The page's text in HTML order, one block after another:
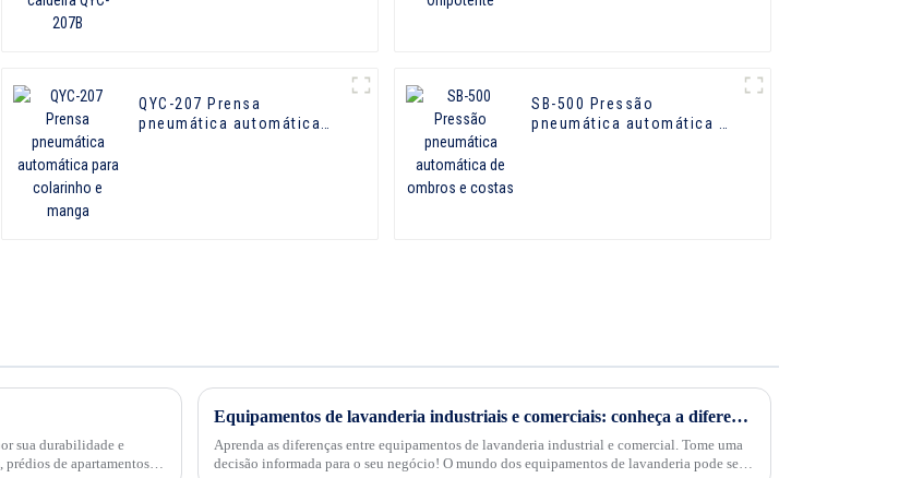
QYC-207 Prensa
pneumática automática
SB-500 Pressão
pneumática automática de
sua durabilidade e
de apartamentos e
Equipamentos de lavanderia industriais e comerciais: conheça a diferença
Aprenda as diferenças entre equipamentos de lavanderia industrial e comercial. Tome uma
decisão informada para o seu negócio! O mundo dos equipamentos de lavanderia pode ser